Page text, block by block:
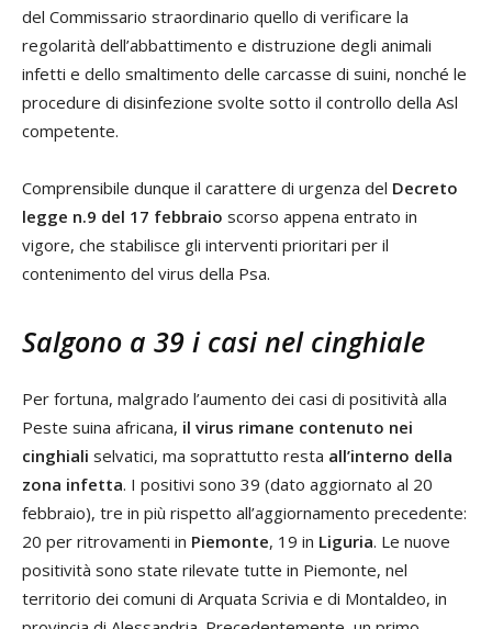
del Commissario straordinario quello di verificare la
regolarità dell’abbattimento e distruzione degli animali
infetti e dello smaltimento delle carcasse di suini, nonché le
procedure di disinfezione svolte sotto il controllo della Asl
competente.
Comprensibile dunque il carattere di urgenza del Decreto
legge n.9 del 17 febbraio scorso appena entrato in
vigore, che stabilisce gli interventi prioritari per il
contenimento del virus della Psa.
Salgono a 39 i casi nel cinghiale
Per fortuna, malgrado l’aumento dei casi di positività alla
Peste suina africana, il virus rimane contenuto nei
cinghiali selvatici, ma soprattutto resta all’interno della
zona infetta. I positivi sono 39 (dato aggiornato al 20
febbraio), tre in più rispetto all’aggiornamento precedente:
20 per ritrovamenti in Piemonte, 19 in Liguria. Le nuove
positività sono state rilevate tutte in Piemonte, nel
territorio dei comuni di Arquata Scrivia e di Montaldeo, in